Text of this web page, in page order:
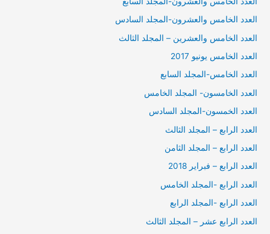
العدد الخامس والعشرون-المجلد السادس
العدد الخامس والعشرين – المجلد الثالث
العدد الخامس يونيو 2017
العدد الخامس-المجلد السابع
العدد الخامسون- المجلد الخامس
العدد الخمسون-المجلد السادس
العدد الرابع – المجلد الثالث
العدد الرابع – المجلد الثامن
العدد الرابع – فبراير 2018
العدد الرابع -المجلد الخامس
العدد الرابع -المجلد الرابع
العدد الرابع عشر – المجلد الثالث